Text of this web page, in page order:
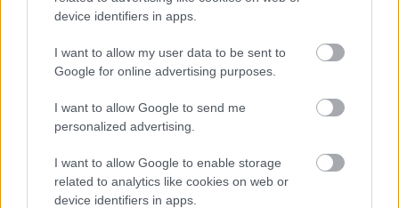
device identifiers in apps.
I want to allow my user data to be sent to
Google for online advertising purposes.
I want to allow Google to send me
personalized advertising.
I want to allow Google to enable storage
related to analytics like cookies on web or
device identifiers in apps.
Sikerek után és bemutatók előtt
szinhazhu•2009. július 28.
90. idényét kezdte szeptemberben a pozsonyi
Szlovák Nemzeti Színház. Az idénynyitó túl zajosra
sikeredett, ugyanis előbb az opera-, később a prózai